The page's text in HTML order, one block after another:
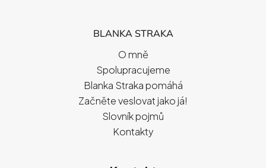
BLANKA STRAKA
O mně
Spolupracujeme
Blanka Straka pomáhá
Začněte veslovat jako já!
Slovník pojmů
Kontakty